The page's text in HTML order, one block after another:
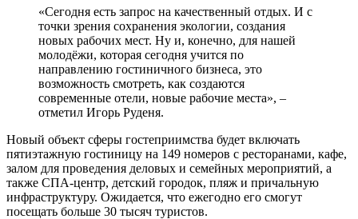
«Сегодня есть запрос на качественный отдых. И с
точки зрения сохранения экологии, создания
новых рабочих мест. Ну и, конечно, для нашей
молодёжи, которая сегодня учится по
направлению гостиничного бизнеса, это
возможность смотреть, как создаются
современные отели, новые рабочие места», –
отметил Игорь Руденя.
Новый объект сферы гостеприимства будет включать
пятиэтажную гостиницу на 149 номеров с ресторанами, кафе,
залом для проведения деловых и семейных мероприятий, а
также СПА-центр, детский городок, пляж и причальную
инфраструктуру. Ожидается, что ежегодно его смогут
посещать больше 30 тысяч туристов.